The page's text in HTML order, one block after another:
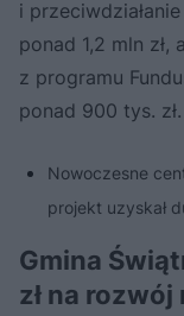
i
ponad 1,2 mln
z programu
ponad 900 tys. zł.
Nowoczesne
projekt uzyskał
Gmina
zł na